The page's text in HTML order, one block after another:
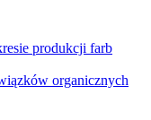
produkcji farb
organicznych